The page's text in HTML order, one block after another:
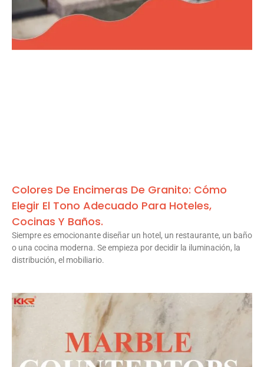
Colores De Encimeras De Granito: Cómo
Elegir El Tono Adecuado Para Hoteles,
Cocinas Y Baños.
Siempre es emocionante diseñar un hotel, un restaurante, un baño
o una cocina moderna. Se empieza por decidir la iluminación, la
distribución, el mobiliario.